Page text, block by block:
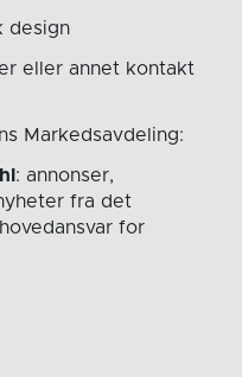
design
eller annet kontakt
Markedsavdeling:
: annonser,
fra det
for